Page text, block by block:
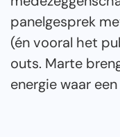
panelgesprek
(én vooral het
outs. Marte
energie waar